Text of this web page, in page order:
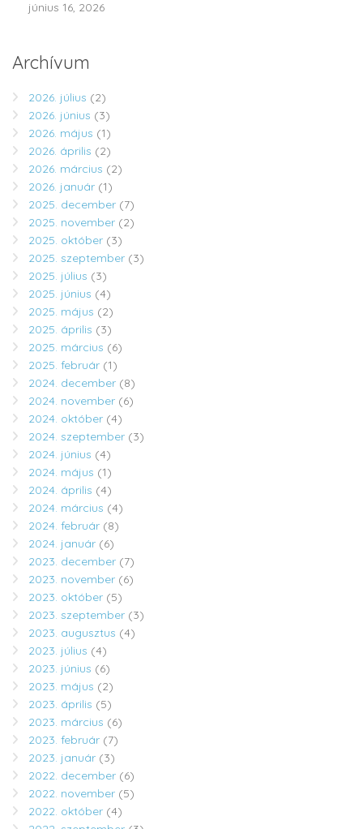
június 16, 2026
Archívum
2026. július (2)
2026. június (3)
2026. május (1)
2026. április (2)
2026. március (2)
2026. január (1)
2025. december (7)
2025. november (2)
2025. október (3)
2025. szeptember (3)
2025. július (3)
2025. június (4)
2025. május (2)
2025. április (3)
2025. március (6)
2025. február (1)
2024. december (8)
2024. november (6)
2024. október (4)
2024. szeptember (3)
2024. június (4)
2024. május (1)
2024. április (4)
2024. március (4)
2024. február (8)
2024. január (6)
2023. december (7)
2023. november (6)
2023. október (5)
2023. szeptember (3)
2023. augusztus (4)
2023. július (4)
2023. június (6)
2023. május (2)
2023. április (5)
2023. március (6)
2023. február (7)
2023. január (3)
2022. december (6)
2022. november (5)
2022. október (4)